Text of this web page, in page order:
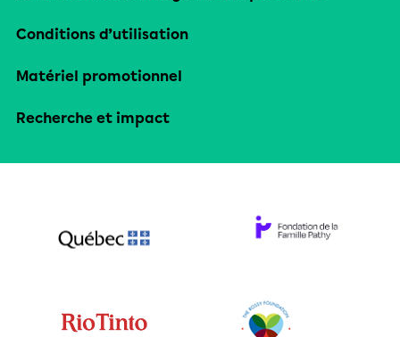
Conditions d’utilisation
Matériel promotionnel
Recherche et impact